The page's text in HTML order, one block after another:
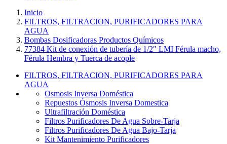
Inicio
FILTROS, FILTRACION, PURIFICADORES PARA
AGUA
Bombas Dosificadoras Productos Químicos
77384 Kit de conexión de tubería de 1/2" LMI Férula macho,
Férula Hembra y Tuerca de acople
FILTROS, FILTRACION, PURIFICADORES PARA
AGUA
Osmosis Inversa Doméstica
Repuestos Ósmosis Inversa Domestica
Ultrafiltración Doméstica
Filtros Purificadores De Agua Sobre-Tarja
Filtros Purificadores De Agua Bajo-Tarja
Kit Mantenimiento Purificadores